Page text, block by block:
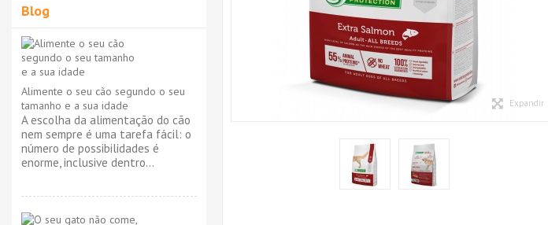
Expandir
Blog
Alimente o seu cão segundo o seu
tamanho e a sua idade
A escolha da alimentação do cão
nem sempre é uma tarefa fácil: o
número de possibilidades é
enorme, inclusive dentro...